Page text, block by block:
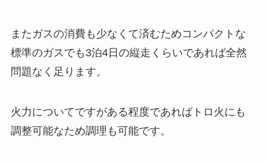
またガスの消費も少なくて済むためコンパクトな
標準のガスでも3泊4日の縦走くらいであれば全然
問題なく足ります。
火力についてですがある程度であればトロ火にも
調整可能なため調理も可能です。